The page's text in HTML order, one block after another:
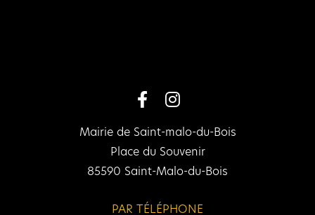
Mairie de Saint-malo-du-Bois
Place du Souvenir
85590 Saint-Malo-du-Bois
PAR TÉLÉPHONE